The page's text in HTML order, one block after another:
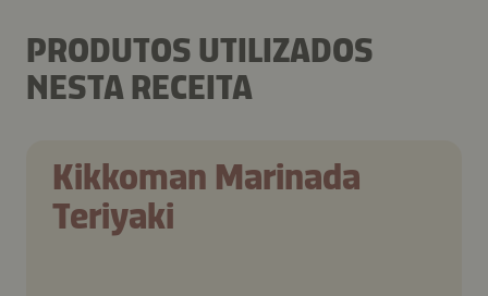
PRODUTOS UTILIZADOS
NESTA RECEITA
Kikkoman Marinada
Teriyaki